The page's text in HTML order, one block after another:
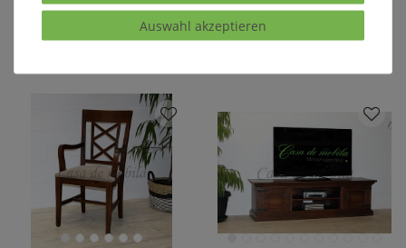
In den Warenkorb In den Warenkorb
Auswahl akzeptieren